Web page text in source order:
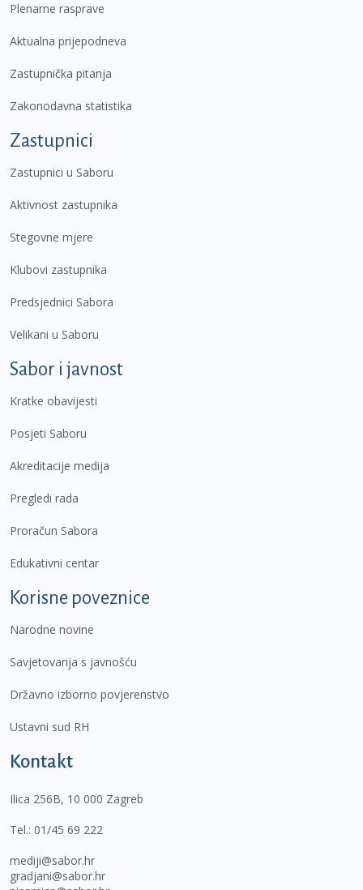
Plenarne rasprave
Aktualna prijepodneva
Zastupnička pitanja
Zakonodavna statistika
Zastupnici
Zastupnici u Saboru
Aktivnost zastupnika
Stegovne mjere
Klubovi zastupnika
Predsjednici Sabora
Velikani u Saboru
Sabor i javnost
Kratke obavijesti
Posjeti Saboru
Akreditacije medija
Pregledi rada
Proračun Sabora
Edukativni centar
Korisne poveznice
Narodne novine
Savjetovanja s javnošću
Državno izborno povjerenstvo
Ustavni sud RH
Kontakt
Ilica 256B, 10 000 Zagreb
Tel.: 01/45 69 222
mediji@sabor.hr
gradjani@sabor.hr